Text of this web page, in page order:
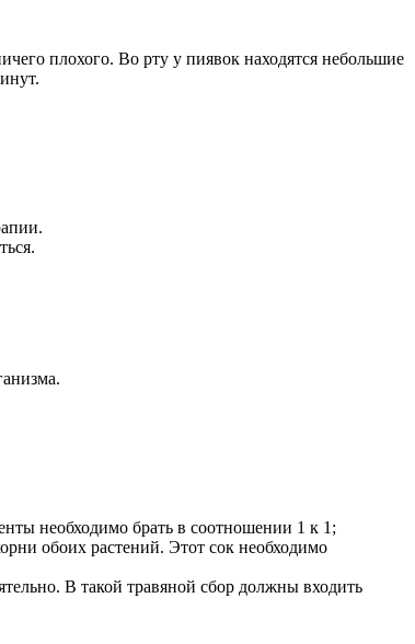
плохого. Во рту у пиявок находятся небольшие
необходимо брать в соотношении 1 к 1;
обоих растений. Этот сок необходимо
В такой травяной сбор должны входить